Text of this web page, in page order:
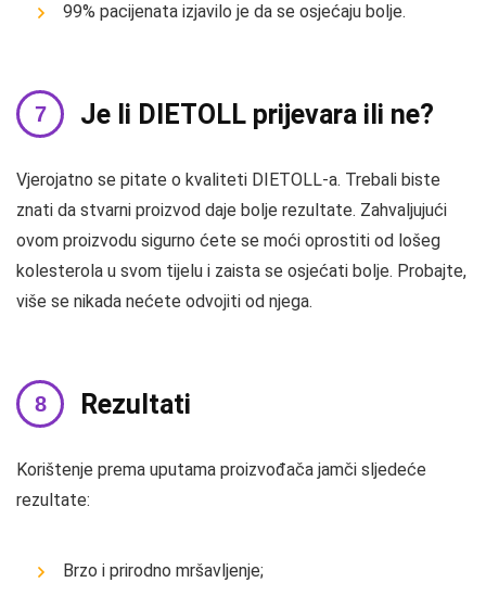
99% pacijenata izjavilo je da se osjećaju bolje.
Je li DIETOLL prijevara ili ne?
Vjerojatno se pitate o kvaliteti DIETOLL-a. Trebali biste
znati da stvarni proizvod daje bolje rezultate. Zahvaljujući
ovom proizvodu sigurno ćete se moći oprostiti od lošeg
kolesterola u svom tijelu i zaista se osjećati bolje. Probajte,
više se nikada nećete odvojiti od njega.
Rezultati
Korištenje prema uputama proizvođača jamči sljedeće
rezultate:
Brzo i prirodno mršavljenje;